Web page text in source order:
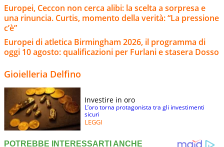
Europei, Ceccon non cerca alibi: la scelta a sorpresa e
una rinuncia. Curtis, momento della verità: “La pressione
c’è”
Europei di atletica Birmingham 2026, il programma di
oggi 10 agosto: qualificazioni per Furlani e stasera Dosso
Gioielleria Delfino
Investire in oro
L’oro torna protagonista tra gli investimenti
sicuri
LEGGI